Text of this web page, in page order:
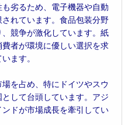
劣るため、電子機器や自動
れています。食品包装分野
競争が激化しています。紙
者が環境に優しい選択を求
ます。
を占め、特にドイツやスウ
して台頭しています。アジ
ドが市場成長を牽引してい